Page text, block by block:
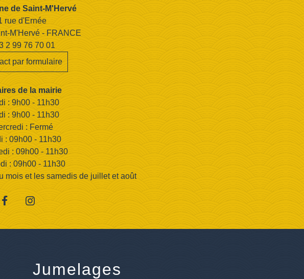
de Saint-M'Hervé
rue d'Ernée
M'Hervé - FRANCE
2 99 76 70 01
par formulaire
de la mairie
: 9h00 - 11h30
: 9h00 - 11h30
: Fermé
: 09h00 - 11h30
: 09h00 - 11h30
: 09h00 - 11h30
mois et les samedis de juillet et août
Jumelages